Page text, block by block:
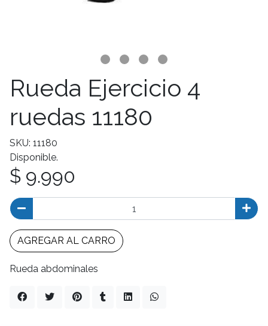
Rueda Ejercicio 4
ruedas 11180
SKU: 11180
Disponible.
$ 9.990
AGREGAR AL CARRO
Rueda abdominales